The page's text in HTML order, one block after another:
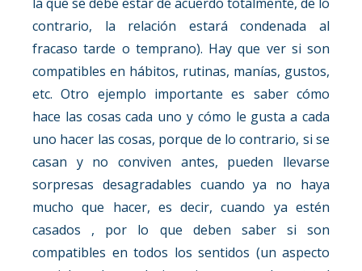
contrario, la relación estará condenada al
fracaso tarde o temprano). Hay que ver si son
compatibles en hábitos, rutinas, manías, gustos,
etc. Otro ejemplo importante es saber cómo
hace las cosas cada uno y cómo le gusta a cada
uno hacer las cosas, porque de lo contrario, si se
casan y no conviven antes, pueden llevarse
sorpresas desagradables cuando ya no haya
mucho que hacer, es decir, cuando ya estén
casados , por lo que deben saber si son
compatibles en todos los sentidos (un aspecto